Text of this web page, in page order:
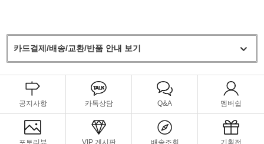
카드결제/배송/교환/반품 안내 보기
공지사항 카톡상담 Q&A 멤버쉽
포토리뷰 VIP 게시판 배송조회 기획전